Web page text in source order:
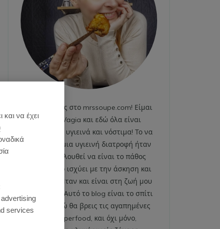
Καλωσήρθες στο mrssoupe.com! Είμαι
η Emily Vagia και εδώ όλα είναι
χαρούμενα, υγιεινά και νόστιμα! Το να
ακολουθώ μια υγιεινή διατροφή ήταν
και εξακολουθεί να είναι το πάθος
μου. Το ίδιο ισχύει με την άσκηση και
το fitness. Ήταν και είναι στη ζωή μου
από πάντα. Αυτό το blog είναι το σπίτι
μου και εδώ θα βρεις τις αγαπημένες
μου superfood, και όχι μόνο,
να έχει
services